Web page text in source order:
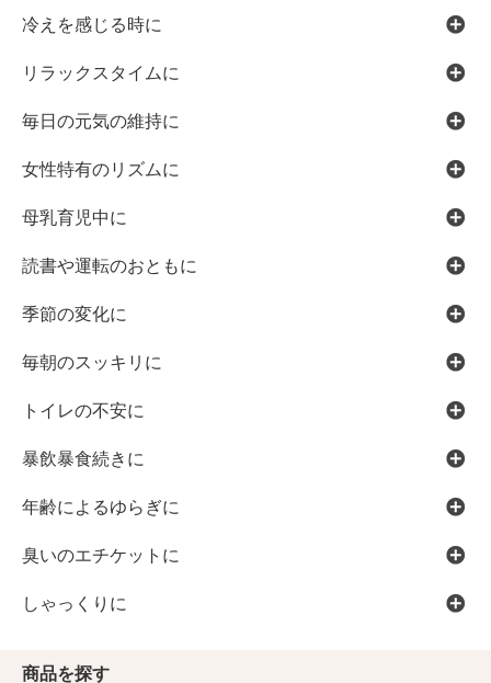
冷えを感じる時に
リラックスタイムに
毎日の元気の維持に
女性特有のリズムに
母乳育児中に
読書や運転のおともに
季節の変化に
毎朝のスッキリに
トイレの不安に
暴飲暴食続きに
年齢によるゆらぎに
臭いのエチケットに
しゃっくりに
商品を探す